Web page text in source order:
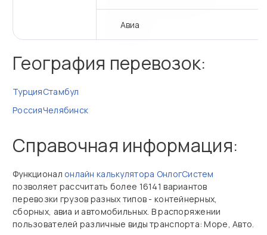
Авиа
География перевозок:
ТурцияСтамбул
РоссияЧелябинск
Справочная информация:
Функционал онлайн калькулятора ОнлогСистем
позволяет рассчитать более 16141 вариантов
перевозки грузов разных типов - контейнерных,
сборных, авиа и автомобильных. В распоряжении
пользователей различные виды транспорта: Море, Авто.